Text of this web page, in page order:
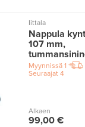
Iittala
Nappula
107 mm,
Myynnissä1
Seuraajat4
Alkaen
99,00 €